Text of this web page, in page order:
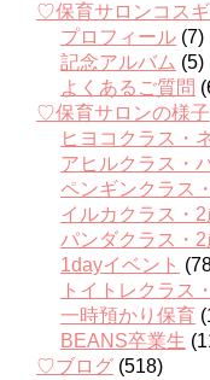
♡保育サロンコス
プロフィール (7)
記念アルバム (5)
よくあるご質問
♡保育サロンの様子
ヒヨコクラス・
アヒルクラス・
ペンギンクラス
イルカクラス・
パンダクラス・
1dayイベント
トイトレクラス
一時預かり保育
BEANS卒業生
♡ブログ (518)